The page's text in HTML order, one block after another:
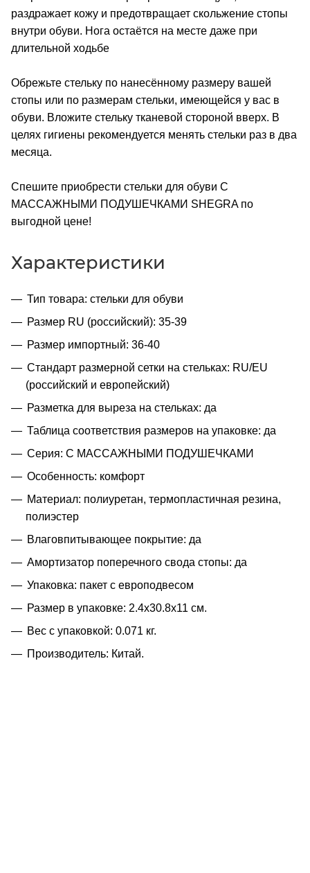
раздражает кожу и предотвращает скольжение стопы
внутри обуви. Нога остаётся на месте даже при
длительной ходьбе
Обрежьте стельку по нанесённому размеру вашей
стопы или по размерам стельки, имеющейся у вас в
обуви. Вложите стельку тканевой стороной вверх. В
целях гигиены рекомендуется менять стельки раз в два
месяца.
Спешите приобрести стельки для обуви С
МАССАЖНЫМИ ПОДУШЕЧКАМИ SHEGRA по
выгодной цене!
Характеристики
Тип товара: стельки для обуви
Размер RU (российский): 35-39
Размер импортный: 36-40
Стандарт размерной сетки на стельках: RU/EU
(российский и европейский)
Разметка для выреза на стельках: да
Таблица соответствия размеров на упаковке: да
Серия: С МАССАЖНЫМИ ПОДУШЕЧКАМИ
Особенность: комфорт
Материал: полиуретан, термопластичная резина,
полиэстер
Влаговпитывающее покрытие: да
Амортизатор поперечного свода стопы: да
Упаковка: пакет с европодвесом
Размер в упаковке: 2.4x30.8x11 см.
Вес с упаковкой: 0.071 кг.
Производитель: Китай.